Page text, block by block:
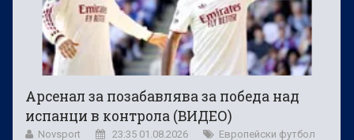
Арсенал за позабавлява за победа над
испанци в контрола (ВИДЕО)
Novsport 23:35 01.08.2026 Европейски футбол